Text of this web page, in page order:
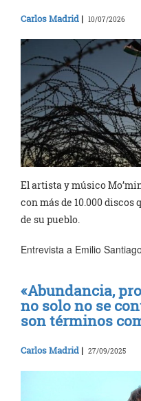
Carlos Madrid | 10/07/2026
El artista y músico
con más de 10.000
de su pueblo.
Entrevista a Emilio
«Abundancia,
no solo no se
son términos
Carlos Madrid | 27/09/2025